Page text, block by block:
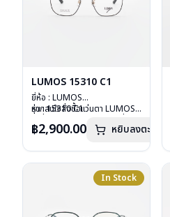
LUMOS 15310 C1
ยี่ห้อ : LUMOS
รุ่น : 15310 C1
เลนส์ : Demo Lens
น้ำหนัก : 16 กรัม
อุปกรณ์ : กล่องแว่น , ผ้าเช็ดแว่น
หากสนใจสั่งชื้อแว่นตา LUMOS
ลงไว้กรุณาติดต่อเราคลิก
฿2,900.00 หยิบลงตะกร้า
In Stock